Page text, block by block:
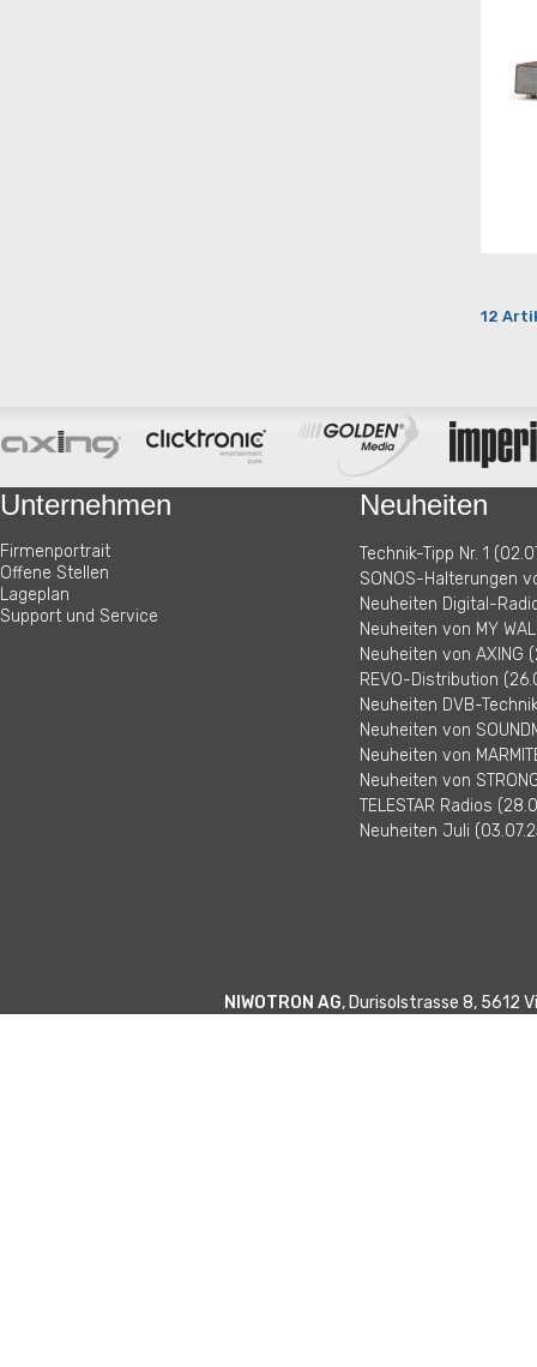
12
Unternehmen
Firmenportrait
Offene Stellen
Lageplan
Support und Service
Neuheiten
Technik-Tipp Nr. 1
SONOS-Halterungen
Neuheiten Digital-
Neuheiten von MY
Neuheiten von AXING
REVO-Distribution
Neuheiten DVB-
Neuheiten von
Neuheiten von
Neuheiten von
TELESTAR Radios
Neuheiten Juli
NIWOTRON AG, Durisolstrasse 8, 5612